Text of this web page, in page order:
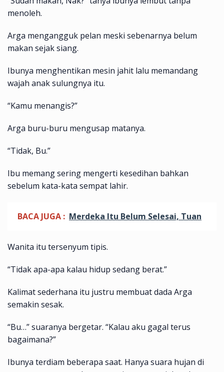
menoleh.
Arga mengangguk pelan meski sebenarnya belum
makan sejak siang.
Ibunya menghentikan mesin jahit lalu memandang
wajah anak sulungnya itu.
“Kamu menangis?”
Arga buru-buru mengusap matanya.
“Tidak, Bu.”
Ibu memang sering mengerti kesedihan bahkan
sebelum kata-kata sempat lahir.
BACA JUGA : Merdeka Itu Belum Selesai, Tuan
Wanita itu tersenyum tipis.
“Tidak apa-apa kalau hidup sedang berat.”
Kalimat sederhana itu justru membuat dada Arga
semakin sesak.
“Bu…” suaranya bergetar. “Kalau aku gagal terus
bagaimana?”
Ibunya terdiam beberapa saat. Hanya suara hujan di